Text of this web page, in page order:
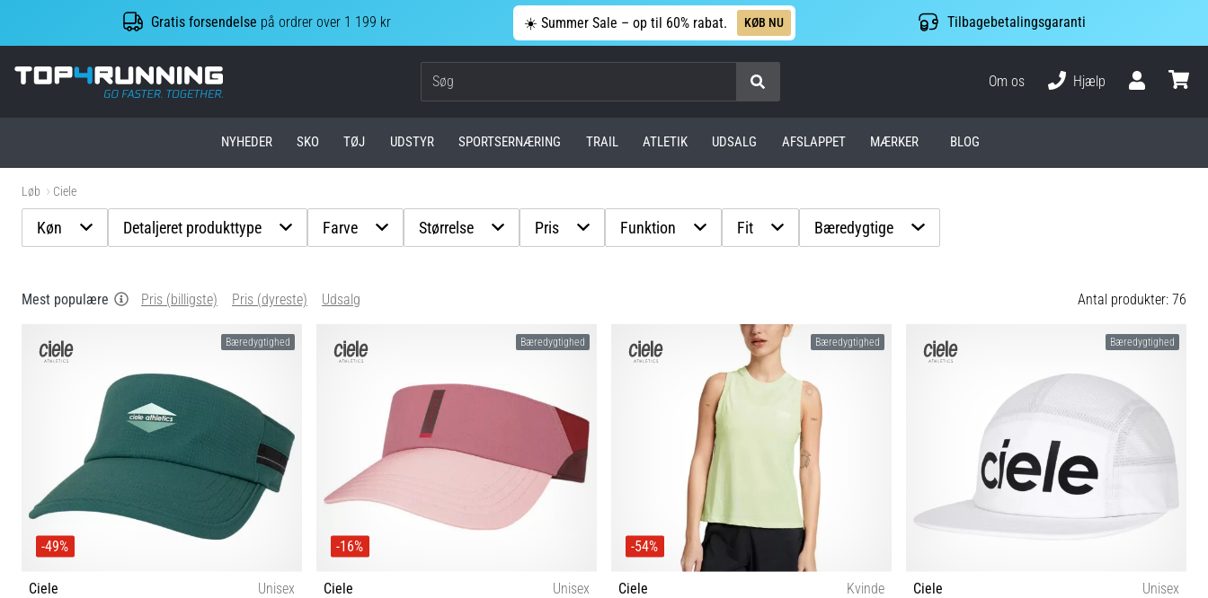
Gratis forsendelse på ordrer over 1 199 kr ☀️ Summer Sale – op til 60% rabat. KØB NU Tilbagebetalingsgaranti
Top4Running.dk
Om os
Hjælp
NYHEDER SKO TØJ UDSTYR SPORTSERNÆRING TRAIL ATLETIK UDSALG AFSLAPPET MÆRKER BLOG
Løb Ciele
Køn Detaljeret produkttype Farve Størrelse Pris Funktion Fit Bæredygtige
Mest populære Pris (billigste) Pris (dyreste) Udsalg Antal produkter: 76
Bæredygtighed
-49%
Ciele
Unisex
Bæredygtighed
-16%
Ciele
Unisex
Bæredygtighed
-54%
Ciele
Kvinde
Bæredygtighed
Ciele
Unisex